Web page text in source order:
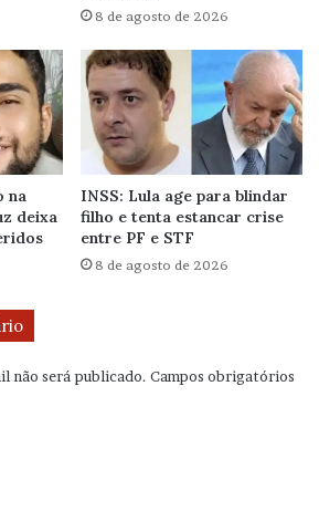
8 de agosto de 2026
na
deixa
INSS: Lula age para blindar
filho e tenta estancar crise
entre PF e STF
8 de agosto de 2026
não será publicado. Campos obrigatórios